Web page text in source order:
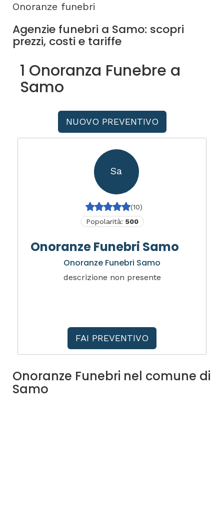
Onoranze funebri
Agenzie funebri a Samo: scopri
prezzi, costi e tariffe
1 Onoranza Funebre a
Samo
NUOVO PREVENTIVO
Sa
(10)
Popolarità: 500
Onoranze Funebri Samo
Onoranze Funebri Samo
descrizione non presente
FAI PREVENTIVO
Onoranze Funebri nel comune di
Samo